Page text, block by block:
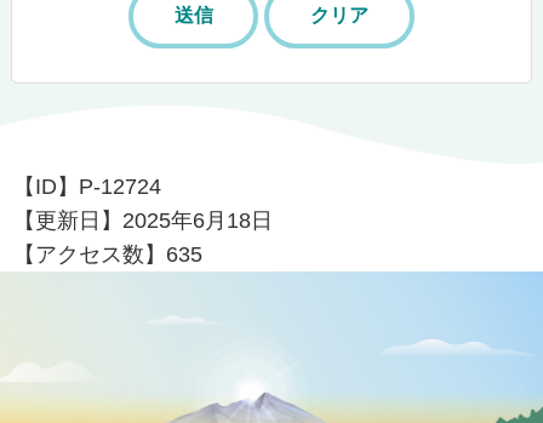
【ID】 P-12724
【更新日】 2025年6月18日
【アクセス数】 635